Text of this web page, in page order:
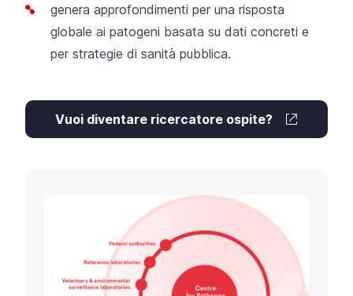
genera approfondimenti per una risposta
globale ai patogeni basata su dati concreti e
per strategie di sanità pubblica.
Vuoi diventare ricercatore ospite?